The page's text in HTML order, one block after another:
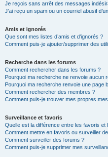
Je reçois sans arrêt des messages
J’ai reçu un spam ou un courriel abusif
Amis et ignorés
Que sont mes listes d’amis et d’ignorés ?
Comment puis-je ajouter/supprimer des
Recherche dans les forums
Comment rechercher dans les forums ?
Pourquoi ma recherche ne renvoie aucun
Pourquoi ma recherche renvoie une page
Comment rechercher des membres ?
Comment puis-je trouver mes propres
Surveillance et favoris
Quelle est la différence entre les favoris et
Comment mettre en favoris ou surveiller
Comment surveiller des forums ?
Comment puis-je supprimer mes